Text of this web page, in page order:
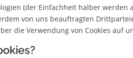
(der Einfachheit halber werden
von uns beauftragten
die Verwendung von Cookies auf